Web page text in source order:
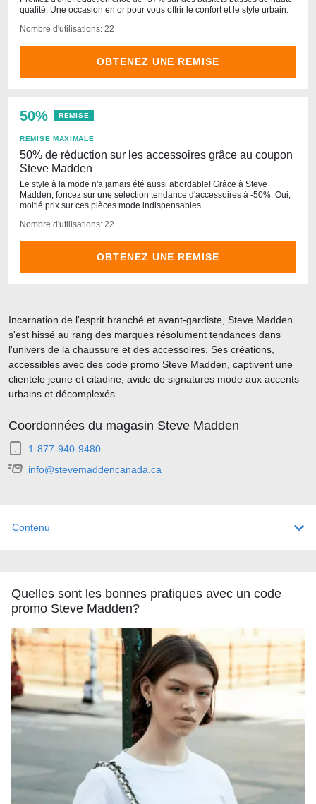
qualité. Une occasion en or pour vous offrir le confort et le style urbain.
Nombre d'utilisations: 22
OBTENEZ UNE REMISE
50% REMISE
REMISE MAXIMALE
50% de réduction sur les accessoires grâce au coupon
Steve Madden
Le style à la mode n'a jamais été aussi abordable! Grâce à Steve
Madden, foncez sur une sélection tendance d'accessoires à -50%. Oui,
moitié prix sur ces pièces mode indispensables.
Nombre d'utilisations: 22
OBTENEZ UNE REMISE
Contenu
Quelles sont les bonnes pratiques avec un code
promo Steve Madden?
Incarnation de l'esprit branché et avant-gardiste, Steve Madden
s'est hissé au rang des marques résolument tendances dans
l'univers de la chaussure et des accessoires. Ses créations,
accessibles avec des code promo Steve Madden, captivent une
clientèle jeune et citadine, avide de signatures mode aux accents
urbains et décomplexés.
Coordonnées du magasin Steve Madden
1-877-940-9480
info@stevemaddencanada.ca